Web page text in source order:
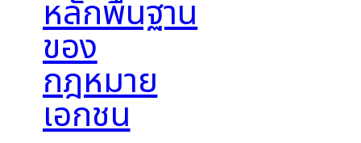
หลักพื้นฐาน
ของ
กฎหมาย
เอกชน